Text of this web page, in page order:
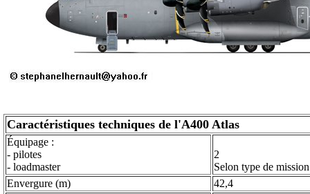
Caractéristiques techniques de l'A400 Atlas
Équipage :
- pilotes
- loadmaster
2
Selon type de mission
Envergure (m)
42,4